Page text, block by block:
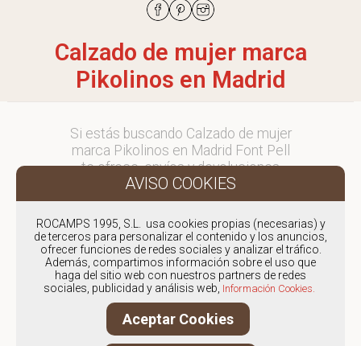
Calzado de mujer marca
Pikolinos en Madrid
Si estás buscando Calzado de mujer
marca Pikolinos en Madrid Font Pell
te ofrece, envíos y devoluciones
gratuítos a Península y Baleares,
para otros destinos consultar
en comercial@fontpell.com.
Los envíos a Madrid gestionados
entre semana se entregarán en
menos de 48 horas; los pedidos
realizados en fin de semana, el
producto se enviará a partir del
lunes.
ROCAMPS 1995, S.L. usa cookies propias (necesarias) y
de terceros para personalizar el contenido y los anuncios,
ofrecer funciones de redes sociales y analizar el tráfico.
Además, compartimos información sobre el uso que
haga del sitio web con nuestros partners de redes
sociales, publicidad y análisis web, Información Cookies.
Aceptar Cookies